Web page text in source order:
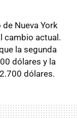
Nueva York
cambio actual.
la segunda
dólares y la
dólares.